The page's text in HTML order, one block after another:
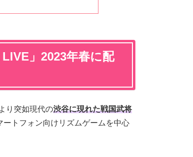
」2023年春に配
り突如現代の渋谷に現れた戦国武将
ートフォン向けリズムゲームを中心